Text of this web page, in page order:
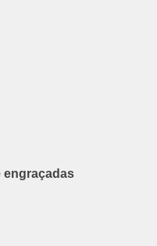
engraçadas